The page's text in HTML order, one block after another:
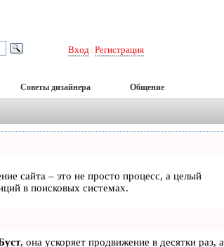
Вход Регистрация
Советы дизайнера Общение
сайта – это не просто процесс, а целый
в поисковых системах.
, она ускоряет продвижение в десятки раз, а